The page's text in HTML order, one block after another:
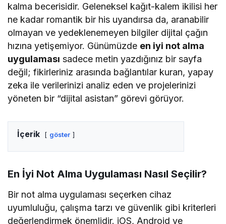
kalma becerisidir. Geleneksel kağıt-kalem ikilisi her
ne kadar romantik bir his uyandırsa da, aranabilir
olmayan ve yedeklenemeyen bilgiler dijital çağın
hızına yetişemiyor. Günümüzde en iyi not alma
uygulaması sadece metin yazdığınız bir sayfa
değil; fikirleriniz arasında bağlantılar kuran, yapay
zeka ile verilerinizi analiz eden ve projelerinizi
yöneten bir “dijital asistan” görevi görüyor.
İçerik göster
En İyi Not Alma Uygulaması Nasıl Seçilir?
Bir not alma uygulaması seçerken cihaz
uyumluluğu, çalışma tarzı ve güvenlik gibi kriterleri
değerlendirmek önemlidir. iOS, Android ve